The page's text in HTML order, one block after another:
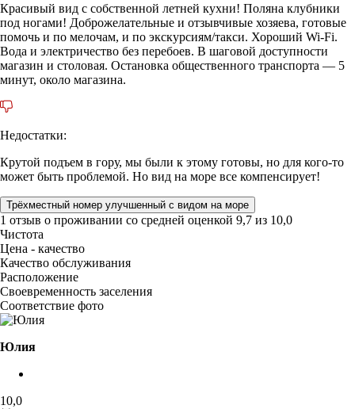
Красивый вид с собственной летней кухни! Поляна клубники
под ногами! Доброжелательные и отзывчивые хозяева, готовые
помочь и по мелочам, и по экскурсиям/такси. Хороший Wi-Fi.
Вода и электричество без перебоев. В шаговой доступности
магазин и столовая. Остановка общественного транспорта — 5
минут, около магазина.
Недостатки:
Крутой подъем в гору, мы были к этому готовы, но для кого-то
может быть проблемой. Но вид на море все компенсирует!
Трёхместный номер улучшенный с видом на море
1 отзыв о проживании со средней оценкой 9,7 из 10,0
Чистота
Цена - качество
Качество обслуживания
Расположение
Своевременность заселения
Соответствие фото
Юлия
10,0